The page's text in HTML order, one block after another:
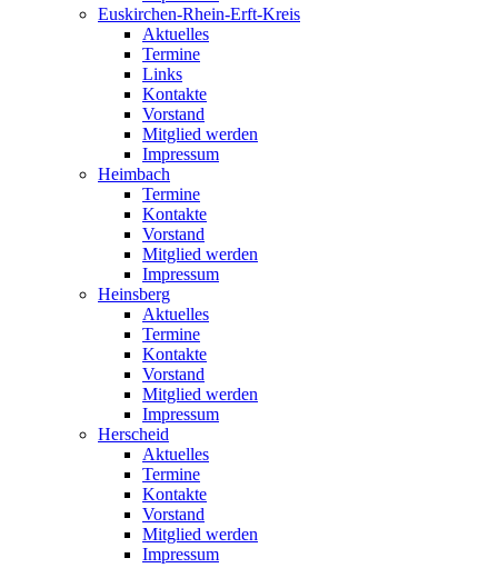
Euskirchen-Rhein-Erft-Kreis
Aktuelles
Termine
Links
Kontakte
Vorstand
Mitglied werden
Impressum
Heimbach
Termine
Kontakte
Vorstand
Mitglied werden
Impressum
Heinsberg
Aktuelles
Termine
Kontakte
Vorstand
Mitglied werden
Impressum
Herscheid
Aktuelles
Termine
Kontakte
Vorstand
Mitglied werden
Impressum